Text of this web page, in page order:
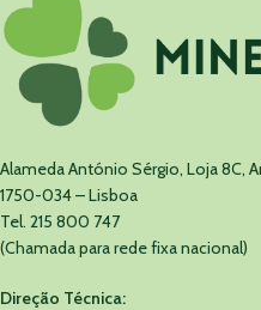
Alameda António Sérgio, Loja 8C,
1750-034 – Lisboa
Tel. 215 800 747
(Chamada para rede fixa nacional)
Direção Técnica: